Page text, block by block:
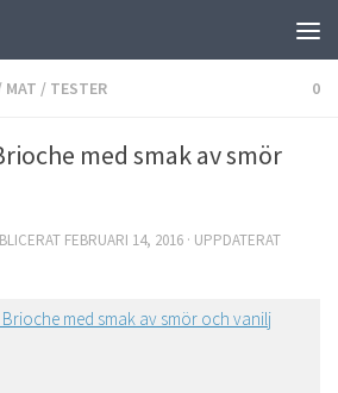
MAT / TESTER 0
med smak av smör
FEBRUARI 14, 2016 · UPPDATERAT